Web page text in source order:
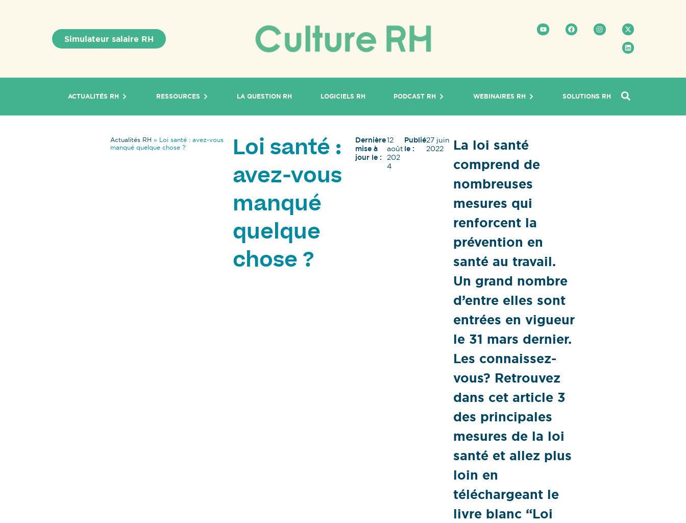
Simulateur salaire RH
ACTUALITÉS RH RESSOURCES LA QUESTION RH LOGICIELS RH PODCAST RH WEBINAIRES RH SOLUTIONS RH
Actualités RH » Loi santé : avez-vous
manqué quelque chose ?
Loi santé :
avez-vous
manqué
quelque
chose ?
Dernière
mise à
jour le :
12
août
202
4
Publié
le :
27 juin
2022
La loi santé
comprend de
nombreuses
mesures qui
renforcent la
prévention en
santé au travail.
Un grand nombre
d’entre elles sont
entrées en vigueur
le 31 mars dernier.
Les connaissez-
vous? Retrouvez
dans cet article 3
des principales
mesures de la loi
santé et allez plus
loin en
téléchargeant le
livre blanc “Loi